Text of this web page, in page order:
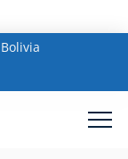
Bolivia